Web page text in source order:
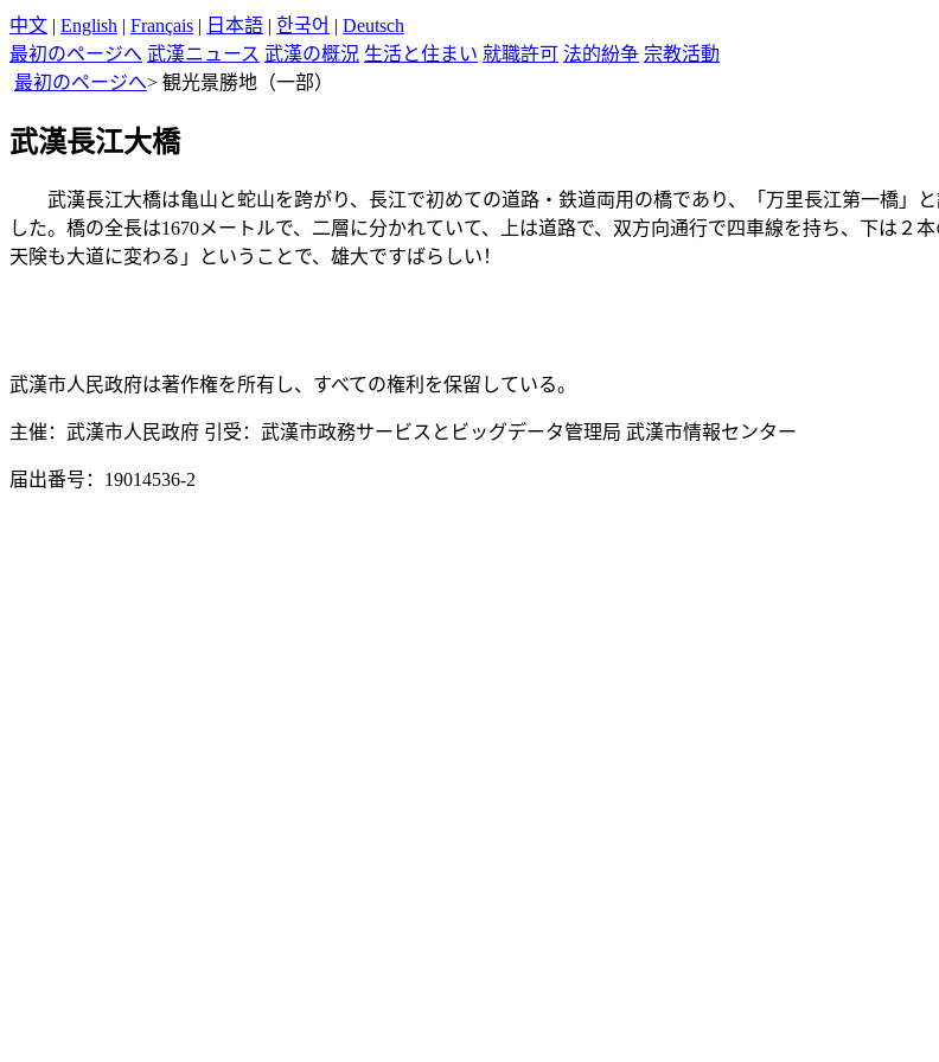
中文 | English | Français | 日本語 | 한국어 | Deutsch
最初のページへ 武漢ニュース 武漢の概況 生活と住まい 就職許可 法的紛争 宗教活動
最初のページへ> 観光景勝地（一部）
武漢長江大橋
武漢長江大橋は亀山 と 蛇山を跨がり、長江で初めての道路 ・ 鉄道両用 の橋であり、「万里長江第一橋」 と
した。橋の全長は1670メートルで、二層に分かれていて、上は道路で、双方向通行で四車線を持ち、下は ２本
天険も大道に変わる 」 ということで、雄大ですばらしい ！
武漢市人民政府は著作権を所有し、すべての権利を保留している。
主催：武漢市人民政府 引受：武漢市政務サービスとビッグデータ管理局 武漢市情報センター
届出番号：19014536-2